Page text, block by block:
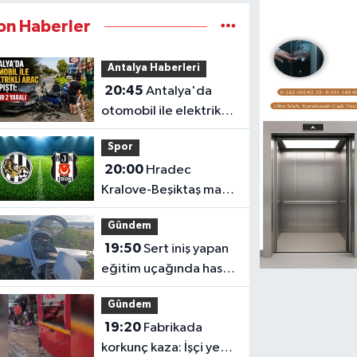
Haberler
Antalya Haberleri
20:45 Antalya'da
otomobil ile elektrikli
araç çarpıştı: 1'i ağır 2
yaralı
Spor
20:00
Kralove-Beşiktaş maçı
hangi kanalda kaçta?
Gündem
19:50Sert iniş yapan
eğitim uçağında hasar
oluştu
Gündem
19:20
korkunç kaza: İşçi yem